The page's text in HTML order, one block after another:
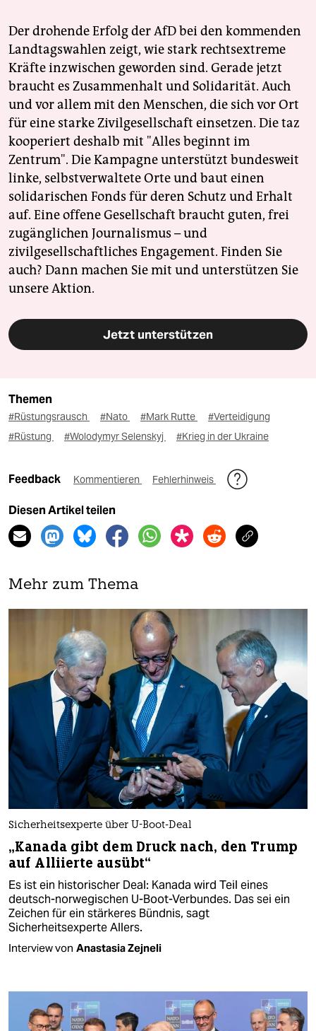
Der drohende Erfolg der AfD bei den kommenden
Landtagswahlen zeigt, wie stark rechtsextreme
Kräfte inzwischen geworden sind. Gerade jetzt
braucht es Zusammenhalt und Solidarität. Auch
und vor allem mit den Menschen, die sich vor Ort
für eine starke Zivilgesellschaft einsetzen. Die taz
kooperiert deshalb mit "Alles beginnt im
Zentrum". Die Kampagne unterstützt bundesweit
linke, selbstverwaltete Orte und baut einen
solidarischen Fonds für deren Schutz und Erhalt
auf. Eine offene Gesellschaft braucht guten, frei
zugänglichen Journalismus – und
zivilgesellschaftliches Engagement. Finden Sie
auch? Dann machen Sie mit und unterstützen Sie
unsere Aktion.
Jetzt unterstützen
Themen
#Rüstungsrausch #Nato #Mark Rutte
#Verteidigung
#Rüstung
#Wolodymyr Selenskyj #Krieg in der Ukraine
Feedback Kommentieren Fehlerhinweis
Diesen Artikel teilen
Mehr zum Thema
Sicherheitsexperte über U-Boot-Deal
„Kanada gibt dem Druck nach, den Trump
auf Alliierte ausübt“
Es ist ein historischer Deal: Kanada wird Teil eines
deutsch-norwegischen U-Boot-Verbundes. Das sei ein
Zeichen für ein stärkeres Bündnis, sagt
Sicherheitsexperte Allers.
Interview von Anastasia Zejneli